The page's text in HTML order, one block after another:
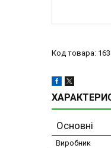
Код товара:
Основні
Виробник